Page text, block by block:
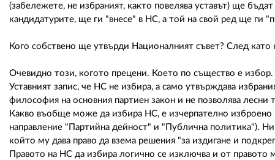
(забележете, не избраният, както повелява уставът) ще
кандидатурите, ще ги "внесе" в НС, а той на свой ред ще ги
Кого собствено ще утвърди Националният съвет? След като
Очевидно този, когото прецени. Което по същество е избор.
Уставният запис, че НС не избира, а само утвърждава
философия на основния партиен закон и не позволява лесни
Какво въобще може да избира НС, е изчерпателно
направление "Партийна дейност" и "Публична политика").
който му дава право да взема решения "за издигане и
Правото на НС да избира логично се изключва и от